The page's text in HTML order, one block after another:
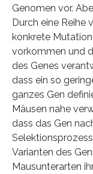
Genomen vor.
Durch eine Reihe
konkrete
vorkommen und
des Genes
dass ein so
ganzes Gen
Mäusen nahe
dass das Gen
Varianten des
Mausunterarten